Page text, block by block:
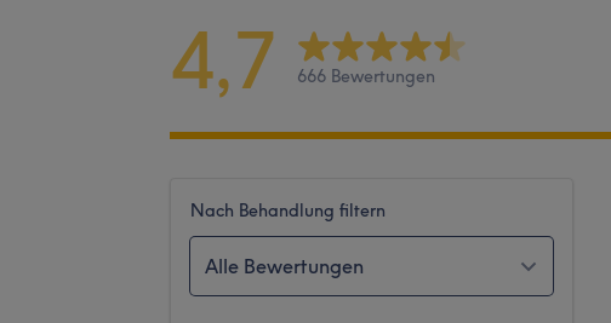
4,7 666 Bewertungen
Nach Behandlung filtern
Alle Bewertungen